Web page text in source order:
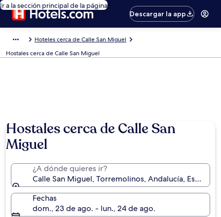
Ir a la sección principal de la página
Descargar la app
Hoteles cerca de Calle San Miguel
Hostales cerca de Calle San Miguel
Hostales cerca de Calle San
Miguel
¿A dónde quieres ir?
Calle San Miguel, Torremolinos, Andalucía, España
Fechas
dom., 23 de ago. - lun., 24 de ago.